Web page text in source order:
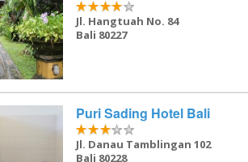
Jl. Hangtuah No. 84
Bali 80227
Puri Sading Hotel Bali
Jl. Danau Tamblingan 102
Bali 80228